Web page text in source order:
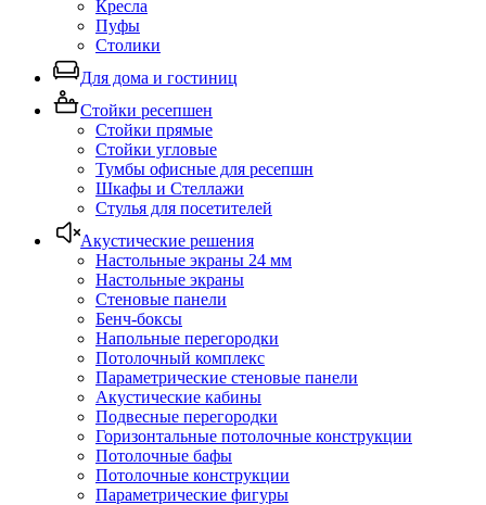
Кресла
Пуфы
Столики
Для дома и гостиниц
Стойки ресепшен
Стойки прямые
Стойки угловые
Тумбы офисные для ресепшн
Шкафы и Стеллажи
Стулья для посетителей
Акустические решения
Настольные экраны 24 мм
Настольные экраны
Стеновые панели
Бенч-боксы
Напольные перегородки
Потолочный комплекс
Параметрические стеновые панели
Акустические кабины
Подвесные перегородки
Горизонтальные потолочные конструкции
Потолочные бафы
Потолочные конструкции
Параметрические фигуры